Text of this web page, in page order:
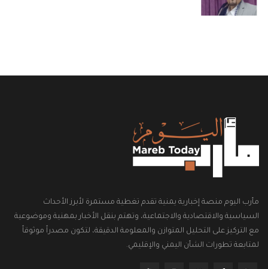
مأرب اليوم منصة إخبارية يمنية تقدم تغطية مستمرة لأبرز الأحداث
السياسية والاقتصادية والاجتماعية، وتهتم بنقل الأخبار بمهنية وموضوعية
مع التركيز على التحليل المتوازن والمعلومة الدقيقة، لتكون مصدراً موثوقاً
لمتابعة تطورات الشأن اليمني والإقليمي.